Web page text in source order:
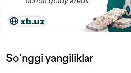
So‘nggi yangiliklar